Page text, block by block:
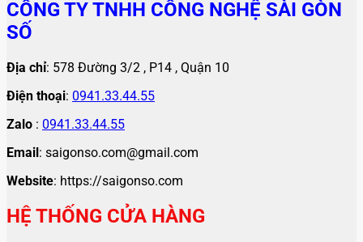
CÔNG TY TNHH CÔNG NGHỆ SÀI GÒN
SỐ
Địa chỉ: 578 Đường 3/2 , P14 , Quận 10
Điện thoại: 0941.33.44.55
Zalo : 0941.33.44.55
Email: saigonso.com@gmail.com
Website: https://saigonso.com
HỆ THỐNG CỬA HÀNG